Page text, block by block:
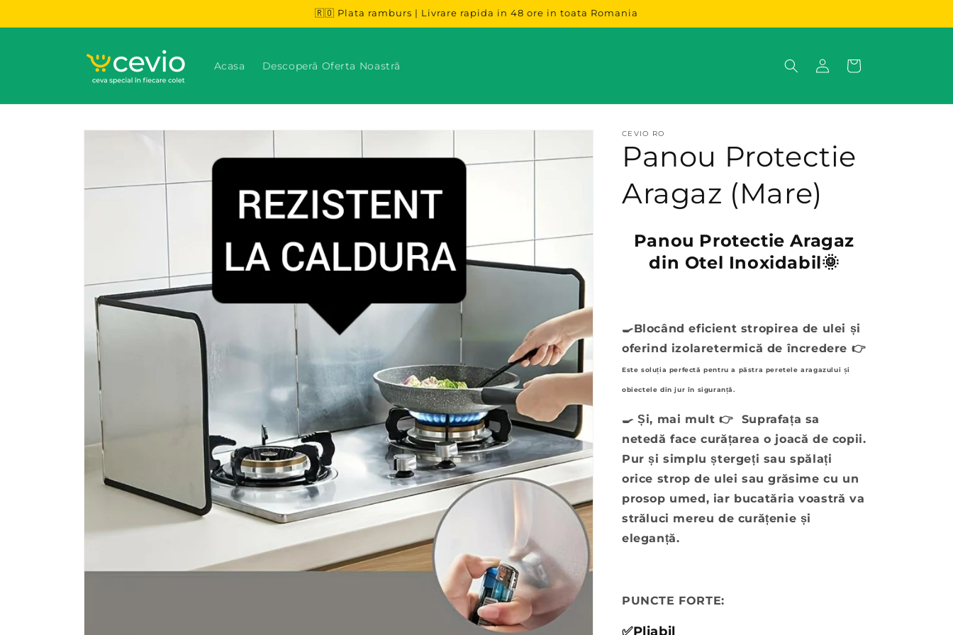
🇷🇴 Plata ramburs | Livrare rapida in 48 ore in toata Romania
Acasa Descoperă Oferta Noastră
vă
Coș
CEVIO RO
Panou Protectie
Aragaz (Mare)
Panou Protectie Aragaz
din Otel Inoxidabil🌞
🍳Blocând eficient stropirea de ulei și
oferind izolaretermică de încredere 👉
Este soluția perfectă pentru a păstra peretele aragazului și
obiectele din jur în siguranță .
🍳 Și, mai mult👉 Suprafața sa
netedă face curățarea o joacă de copii.
Pur și simplu ștergeți sau spălați
orice strop de ulei sau grăsime cu un
prosop umed, iar bucatăria voastră va
străluci mereu de curățenie și
eleganță.
PUNCTE FORTE:
✅Pliabil